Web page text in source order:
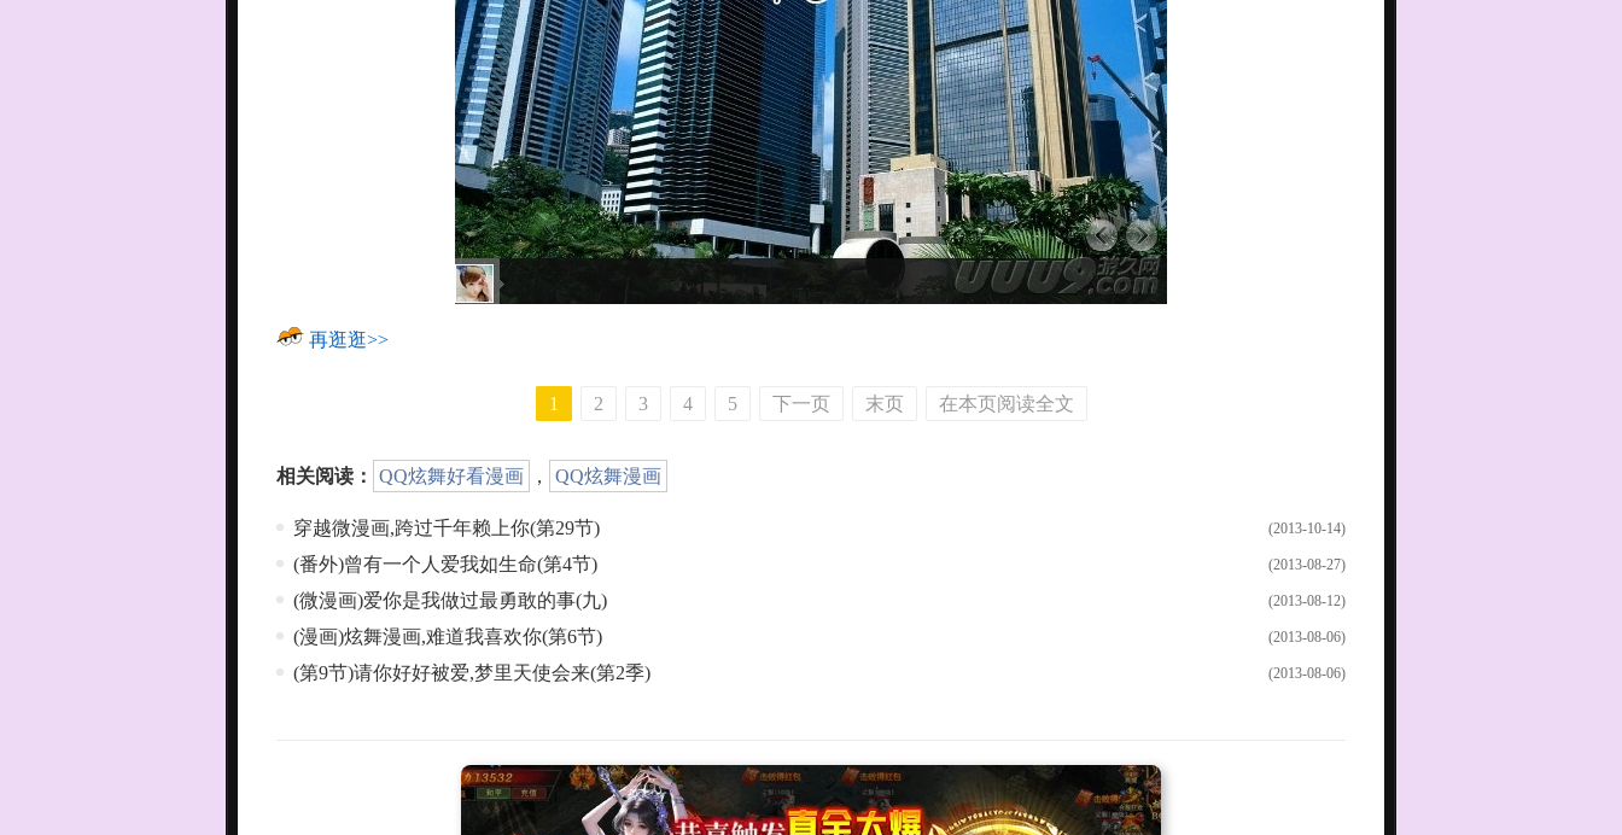
再逛逛>>
1 2 3 4 5 下一页 末页 在本页阅读全文
相关阅读： QQ炫舞好看漫画 ， QQ炫舞漫画
(2013-10-14)
穿越微漫画,跨过千年赖上你(第29节)
(2013-08-27)
(番外)曾有一个人爱我如生命(第4节)
(2013-08-12)
(微漫画)爱你是我做过最勇敢的事(九)
(2013-08-06)
(漫画)炫舞漫画,难道我喜欢你(第6节)
(2013-08-06)
(第9节)请你好好被爱,梦里天使会来(第2季)